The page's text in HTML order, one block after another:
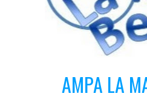
AMPA LA